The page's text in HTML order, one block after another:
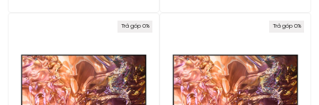
Trả góp 0% Trả góp 0%